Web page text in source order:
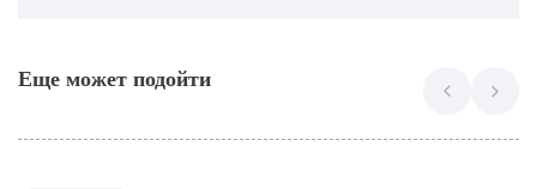
Еще может подойти